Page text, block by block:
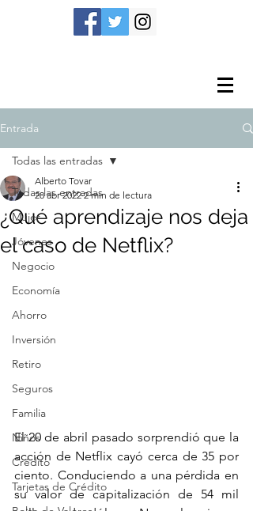
Entrada
Todas las entradas
Mujer
Jóvenes
Negocio
Economía
Ahorro
Inversión
Retiro
Seguros
Familia
Niños
Crédito
Tarjetas de Crédito
Todas las entradas
¿Qué aprendizaje nos deja
el caso de Netflix?
Alberto Tovar
28 abr 2022 2 min de lectura
El 20 de abril pasado sorprendió que la
acción de Netflix cayó cerca de 35 por
ciento. Conduciendo a una pérdida en
su valor de capitalización de 54 mil